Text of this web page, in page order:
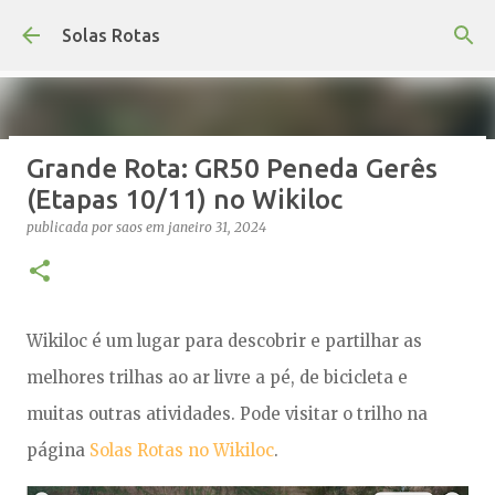
Avançar para o conteúdo principal
Solas Rotas
Os Solas Rotas estão de férias
publicada porsaos emjulho 03, 2026
Grande Rota: GR50 Peneda Gerês
(Etapas 10/11) no Wikiloc
publicada por saos em janeiro 31, 2024
Wikiloc é um lugar para descobrir e partilhar as
melhores trilhas ao ar livre a pé, de bicicleta e
muitas outras atividades. Pode visitar o trilho na
página Solas Rotas no Wikiloc.